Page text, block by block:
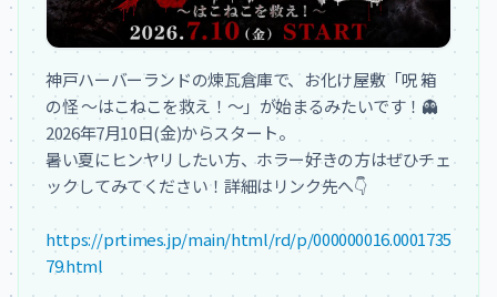
神戸ハーバーランドの煉瓦倉庫で、お化け屋敷「呪 箱
の怪 〜はこねこを救え！〜」が始まるみたいです！👻
2026年7月10日(金)からスタート。
暑い夏にヒンヤリしたい方、ホラー好きの方はぜひチェ
ックしてみてください！詳細はリンク先へ👇
https://prtimes.jp/main/html/rd/p/000000016.0001735
79.html